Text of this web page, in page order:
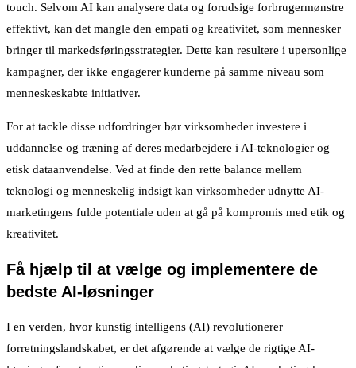
touch. Selvom AI kan analysere data og forudsige forbrugermønstre
effektivt, kan det mangle den empati og kreativitet, som mennesker
bringer til markedsføringsstrategier. Dette kan resultere i upersonlige
kampagner, der ikke engagerer kunderne på samme niveau som
menneskeskabte initiativer.
For at tackle disse udfordringer bør virksomheder investere i
uddannelse og træning af deres medarbejdere i AI-teknologier og
etisk dataanvendelse. Ved at finde den rette balance mellem
teknologi og menneskelig indsigt kan virksomheder udnytte AI-
marketingens fulde potentiale uden at gå på kompromis med etik og
kreativitet.
Få hjælp til at vælge og implementere de
bedste AI-løsninger
I en verden, hvor kunstig intelligens (AI) revolutionerer
forretningslandskabet, er det afgørende at vælge de rigtige AI-